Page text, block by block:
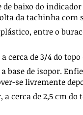
baixo do
da tachinha com
entre o
cerca de 3/4 do
de isopor.
se livremente
cerca de 2,5 cm